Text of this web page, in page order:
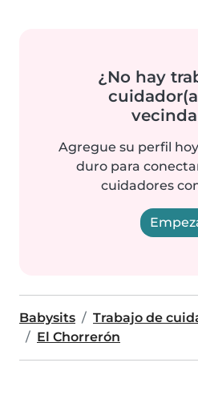
¿No hay
Agregue su perfil
duro para
cuidadores
Babysits
Trabajo de
El Chorrerón